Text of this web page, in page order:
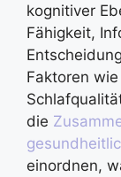
kognitiver
Fähigkeit,
Faktoren
die
einordnen,